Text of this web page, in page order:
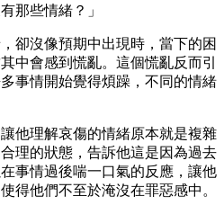
那些情緒？」
卻沒像預期中出現時，當下的困
中會感到慌亂。這個慌亂反而引
事情開始覺得煩躁，不同的情緒
他理解哀傷的情緒原本就是複雜
理的狀態，告訴他這是因為過去
事情過後喘一口氣的反應，讓他
得他們不至於淹沒在罪惡感中。